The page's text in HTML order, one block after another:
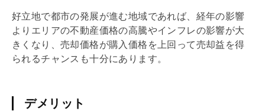
好立地で都市の発展が進む地域であれば、経年の影響
よりエリアの不動産価格の高騰やインフレの影響が大
きくなり、売却価格が購入価格を上回って売却益を得
られるチャンスも十分にあります。
デメリット